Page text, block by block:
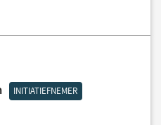
INITIATIEFNEMER